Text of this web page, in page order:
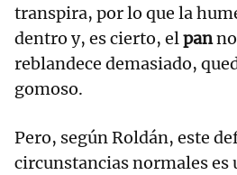
transpira, por lo que la
dentro y, es cierto, elpanno
reblandece demasiado,
gomoso.
Pero, según Roldán, este
circunstancias normales es